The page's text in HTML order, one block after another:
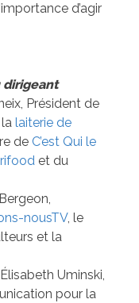
d’agir
dirigeant
Président de
laiterie de
de C’est Qui le
et du
nousTV, le
et la
Uminski,
pour la